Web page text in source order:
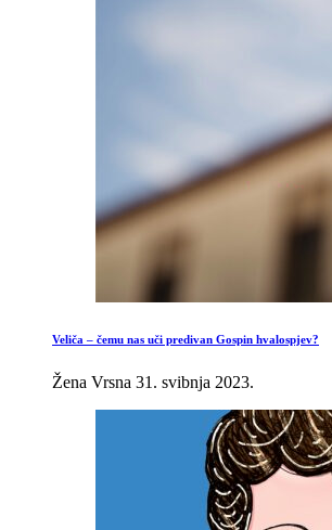
Veliča – čemu nas uči predivan Gospin hvalospjev?
Žena Vrsna 31. svibnja 2023.